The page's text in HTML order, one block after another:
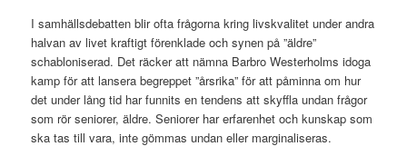
I samhällsdebatten blir ofta frågorna kring livskvalitet under andra
halvan av livet kraftigt förenklade och synen på ”äldre”
schabloniserad. Det räcker att nämna Barbro Westerholms idoga
kamp för att lansera begreppet ”årsrika” för att påminna om hur
det under lång tid har funnits en tendens att skyffla undan frågor
som rör seniorer, äldre. Seniorer har erfarenhet och kunskap som
ska tas till vara, inte gömmas undan eller marginaliseras.